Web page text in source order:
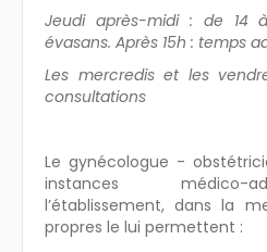
Jeudi après-midi : de 14
évasans. Après 15h : temps
Les mercredis et les
consultations
Le gynécologue -
instances médico-
l’établissement, dans la
propres le lui permettent :